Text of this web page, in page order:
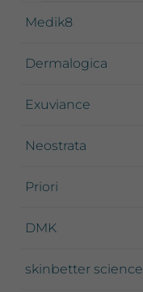
Medik8
Dermalogica
Exuviance
Neostrata
Priori
DMK
skinbetter science